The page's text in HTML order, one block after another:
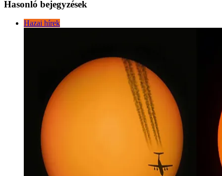
Hasonló bejegyzések
Hazai hírek